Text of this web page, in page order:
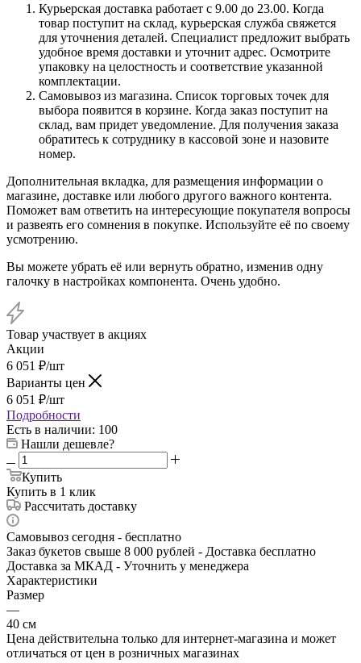
Курьерская доставка работает с 9.00 до 23.00. Когда
товар поступит на склад, курьерская служба свяжется
для уточнения деталей. Специалист предложит выбрать
удобное время доставки и уточнит адрес. Осмотрите
упаковку на целостность и соответствие указанной
комплектации.
Самовывоз из магазина. Список торговых точек для
выбора появится в корзине. Когда заказ поступит на
склад, вам придет уведомление. Для получения заказа
обратитесь к сотруднику в кассовой зоне и назовите
номер.
Дополнительная вкладка, для размещения информации о
магазине, доставке или любого другого важного контента.
Поможет вам ответить на интересующие покупателя вопросы
и развеять его сомнения в покупке. Используйте её по своему
усмотрению.
Вы можете убрать её или вернуть обратно, изменив одну
галочку в настройках компонента. Очень удобно.
Товар участвует в акциях
Акции
6 051 ₽/шт
Варианты цен
6 051 ₽/шт
Подробности
Есть в наличии: 100
Нашли дешевле?
Купить
Купить в 1 клик
Рассчитать доставку
Самовывоз сегодня - бесплатно
Заказ букетов свыше 8 000 рублей - Доставка бесплатно
Доставка за МКАД - Уточнить у менеджера
Характеристики
Размер
—
40 см
Цена действительна только для интернет-магазина и может
отличаться от цен в розничных магазинах